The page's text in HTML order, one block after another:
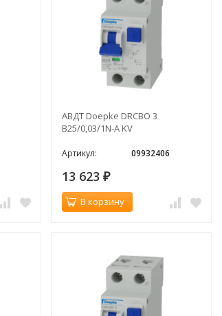
АВДТ Doepke DRCBO 3
B25/0,03/1N-A KV
Артикул: 09932406
13 623 ₽
В корзину